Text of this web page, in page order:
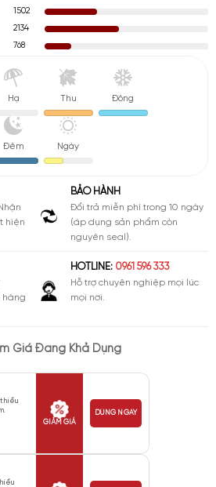
1502
2134
768
Hạ Thu Đông
Đêm Ngày
hiện
BẢO HÀNH
Đổi trả miễn phí trong 10 ngày
(áp dụng sản phẩm còn
nguyên seal).
hàng
HOTLINE: 0961 596 333
Hỗ trợ chuyên nghiệp mọi lúc
mọi nơi.
Giá Đang Khả Dụng
thiểu
GIẢM GIÁ
DÙNG NGAY